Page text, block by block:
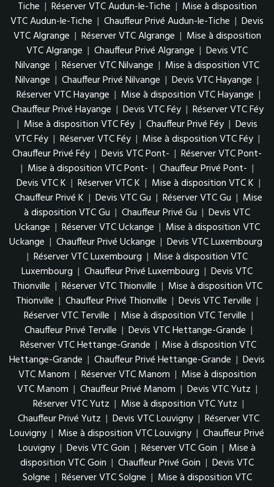
Tiche | Réserver VTC Audun-le-Tiche | Mise à disposition
VTC Audun-le-Tiche | Chauffeur Privé Audun-le-Tiche | Devis
VTC Algrange | Réserver VTC Algrange | Mise à disposition
VTC Algrange | Chauffeur Privé Algrange | Devis VTC
Nilvange | Réserver VTC Nilvange | Mise à disposition VTC
Nilvange | Chauffeur Privé Nilvange | Devis VTC Hayange |
Réserver VTC Hayange | Mise à disposition VTC Hayange |
Chauffeur Privé Hayange | Devis VTC Féy | Réserver VTC Féy
| Mise à disposition VTC Féy | Chauffeur Privé Féy | Devis
VTC Féy | Réserver VTC Féy | Mise à disposition VTC Féy |
Chauffeur Privé Féy | Devis VTC Pont- | Réserver VTC Pont-
| Mise à disposition VTC Pont- | Chauffeur Privé Pont- |
Devis VTC K | Réserver VTC K | Mise à disposition VTC K |
Chauffeur Privé K | Devis VTC Gu | Réserver VTC Gu | Mise
à disposition VTC Gu | Chauffeur Privé Gu | Devis VTC
Uckange | Réserver VTC Uckange | Mise à disposition VTC
Uckange | Chauffeur Privé Uckange | Devis VTC Luxembourg
| Réserver VTC Luxembourg | Mise à disposition VTC
Luxembourg | Chauffeur Privé Luxembourg | Devis VTC
Thionville | Réserver VTC Thionville | Mise à disposition VTC
Thionville | Chauffeur Privé Thionville | Devis VTC Terville |
Réserver VTC Terville | Mise à disposition VTC Terville |
Chauffeur Privé Terville | Devis VTC Hettange-Grande |
Réserver VTC Hettange-Grande | Mise à disposition VTC
Hettange-Grande | Chauffeur Privé Hettange-Grande | Devis
VTC Manom | Réserver VTC Manom | Mise à disposition
VTC Manom | Chauffeur Privé Manom | Devis VTC Yutz |
Réserver VTC Yutz | Mise à disposition VTC Yutz |
Chauffeur Privé Yutz | Devis VTC Louvigny | Réserver VTC
Louvigny | Mise à disposition VTC Louvigny | Chauffeur Privé
Louvigny | Devis VTC Goin | Réserver VTC Goin | Mise à
disposition VTC Goin | Chauffeur Privé Goin | Devis VTC
Solgne | Réserver VTC Solgne | Mise à disposition VTC